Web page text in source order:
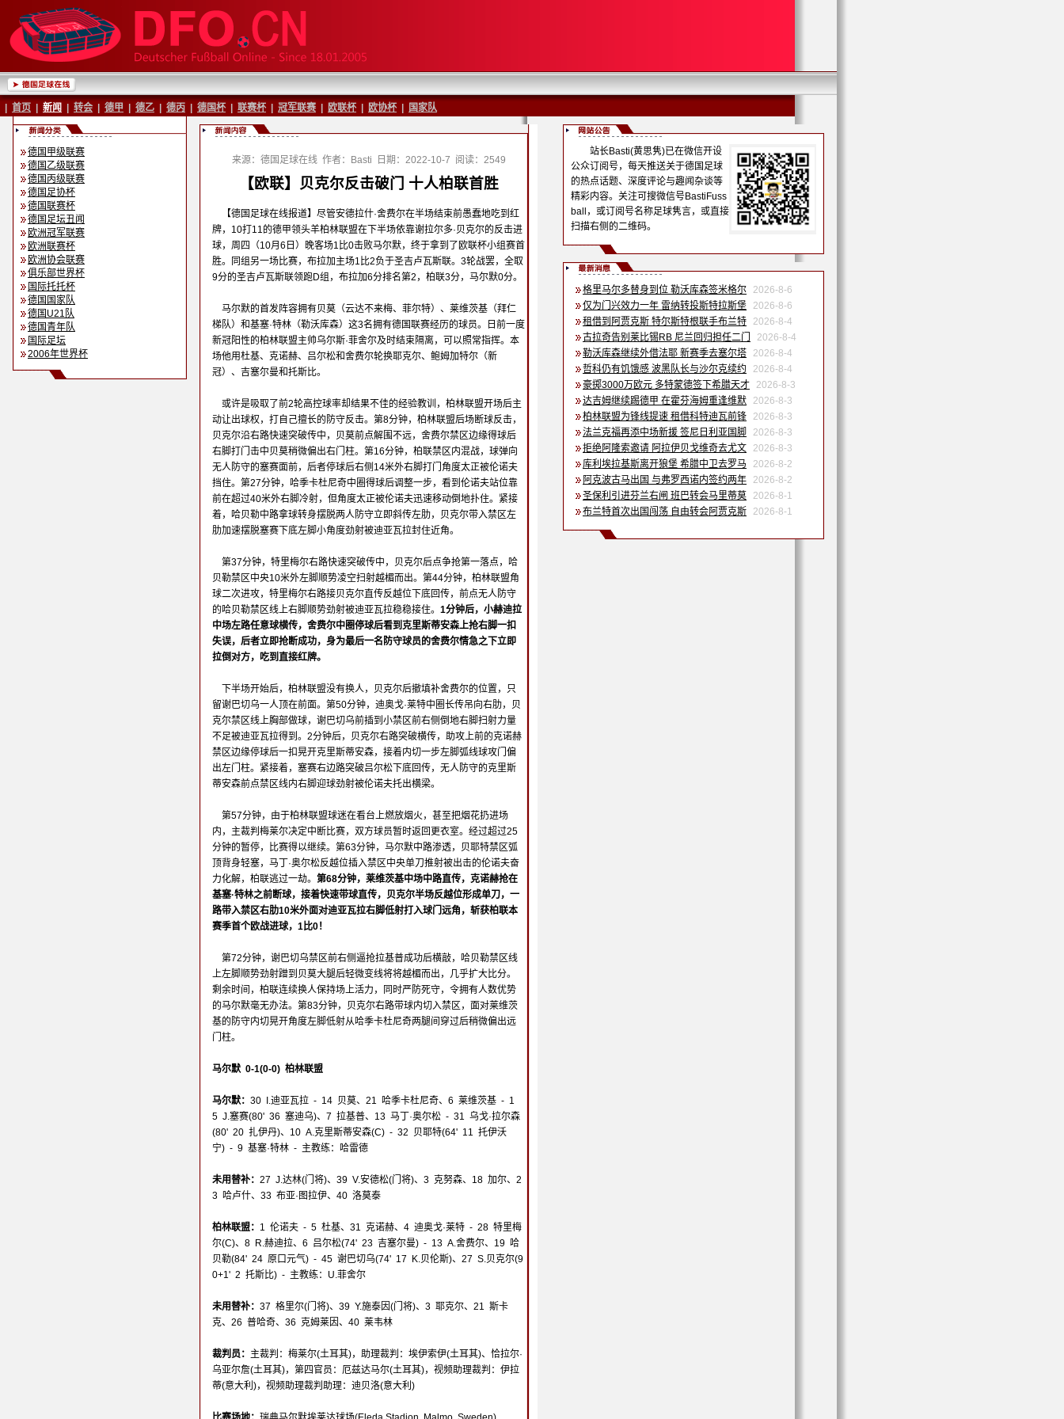
首页 新闻 转会 德甲 德乙 德丙 德国杯 联赛杯 冠军联赛 欧联杯 欧协杯 国家队
德国甲级联赛
德国乙级联赛
德国丙级联赛
德国足协杯
德国联赛杯
德国足坛丑闻
欧洲冠军联赛
欧洲联赛杯
欧洲协会联赛
俱乐部世界杯
国际托托杯
德国国家队
德国U21队
德国青年队
国际足坛
2006年世界杯
来源：德国足球在线 作者：Basti 日期：2022-10-7 阅读：2549
【欧联】贝克尔反击破门 十人柏联首胜
【德国足球在线报道】尽管安德拉什·舍费尔在半场结束前愚蠢地吃到红
牌，10打11的德甲领头羊柏林联盟在下半场依靠谢拉尔多·贝克尔的反击进
球，周四（10月6日）晚客场1比0击败马尔默，终于拿到了欧联杯小组赛首
胜。同组另一场比赛，布拉加主场1比2负于圣吉卢瓦斯联。3轮战罢，全取
9分的圣吉卢瓦斯联领跑D组，布拉加6分排名第2，柏联3分，马尔默0分。
马尔默的首发阵容拥有贝莫（云达不来梅、菲尔特）、莱维茨基（拜仁
梯队）和基塞·特林（勒沃库森）这3名拥有德国联赛经历的球员。日前一度
新冠阳性的柏林联盟主帅乌尔斯·菲舍尔及时结束隔离，可以照常指挥。本
场他用杜基、克诺赫、吕尔松和舍费尔轮换耶克尔、鲍姆加特尔（新
冠）、吉塞尔曼和托斯比。
或许是吸取了前2轮高控球率却结果不佳的经验教训，柏林联盟开场后主
动让出球权，打自己擅长的防守反击。第8分钟，柏林联盟后场断球反击，
贝克尔沿右路快速突破传中，贝莫前点解围不远，舍费尔禁区边缘得球后
右脚打门击中贝莫稍微偏出右门柱。第16分钟，柏联禁区内混战，球弹向
无人防守的塞赛面前，后者停球后右侧14米外右脚打门角度太正被伦诺夫
挡住。第27分钟，哈季卡杜尼奇中圈得球后调整一步，看到伦诺夫站位靠
前在超过40米外右脚冷射，但角度太正被伦诺夫迅速移动倒地扑住。紧接
着，哈贝勒中路拿球转身摆脱两人防守立即斜传左肋，贝克尔带入禁区左
肋加速摆脱塞赛下底左脚小角度劲射被迪亚瓦拉封住近角。
第37分钟，特里梅尔右路快速突破传中，贝克尔后点争抢第一落点，哈
贝勒禁区中央10米外左脚顺势凌空扫射越楣而出。第44分钟，柏林联盟角
球二次进攻，特里梅尔右路接贝克尔直传反越位下底回传，前点无人防守
的哈贝勒禁区线上右脚顺势劲射被迪亚瓦拉稳稳接住。 1分钟后，小赫迪拉
中场左路任意球横传，舍费尔中圈停球后看到克里斯蒂安森上抢右脚一扣
失误，后者立即抢断成功，身为最后一名防守球员的舍费尔情急之下立即
拉倒对方，吃到直接红牌。
下半场开始后，柏林联盟没有换人，贝克尔后撤填补舍费尔的位置，只
留谢巴切乌一人顶在前面。第50分钟，迪奥戈·莱特中圈长传吊向右肋，贝
克尔禁区线上胸部做球，谢巴切乌前插到小禁区前右侧倒地右脚扫射力量
不足被迪亚瓦拉得到。2分钟后，贝克尔右路突破横传，助攻上前的克诺赫
禁区边缘停球后一扣晃开克里斯蒂安森，接着内切一步左脚弧线球攻门偏
出左门柱。紧接着，塞赛右边路突破吕尔松下底回传，无人防守的克里斯
蒂安森前点禁区线内右脚迎球劲射被伦诺夫托出横梁。
第57分钟，由于柏林联盟球迷在看台上燃放烟火，甚至把烟花扔进场
内，主裁判梅莱尔决定中断比赛，双方球员暂时返回更衣室。经过超过25
分钟的暂停，比赛得以继续。第63分钟，马尔默中路渗透，贝耶特禁区弧
顶背身轻塞，马丁·奥尔松反越位插入禁区中央单刀推射被出击的伦诺夫奋
力化解，柏联逃过一劫。 第68分钟，莱维茨基中场中路直传，克诺赫抢在
基塞·特林之前断球，接着快速带球直传，贝克尔半场反越位形成单刀，一
路带入禁区右肋10米外面对迪亚瓦拉右脚低射打入球门远角，斩获柏联本
赛季首个欧战进球，1比0！
第72分钟，谢巴切乌禁区前右侧逼抢拉基普成功后横敲，哈贝勒禁区线
上左脚顺势劲射蹭到贝莫大腿后轻微变线将将越楣而出，几乎扩大比分。
剩余时间，柏联连续换人保持场上活力，同时严防死守，令拥有人数优势
的马尔默毫无办法。第83分钟，贝克尔右路带球内切入禁区，面对莱维茨
基的防守内切晃开角度左脚低射从哈季卡杜尼奇两腿间穿过后稍微偏出远
门柱。
马尔默 0-1(0-0) 柏林联盟
马尔默： 30 I.迪亚瓦拉 - 14 贝莫、21 哈季卡杜尼奇、6 莱维茨基 - 1
5 J.塞赛(80' 36 塞迪乌)、7 拉基普、13 马丁·奥尔松 - 31 乌戈·拉尔森
(80' 20 扎伊丹)、10 A.克里斯蒂安森(C) - 32 贝耶特(64' 11 托伊沃
宁) - 9 基塞·特林 - 主教练：哈雷德
未用替补： 27 J.达林(门将)、39 V.安德松(门将)、3 克努森、18 加尔、2
3 哈卢什、33 布亚·图拉伊、40 洛莫泰
柏林联盟： 1 伦诺夫 - 5 杜基、31 克诺赫、4 迪奥戈·莱特 - 28 特里梅
尔(C)、8 R.赫迪拉、6 吕尔松(74' 23 吉塞尔曼) - 13 A.舍费尔、19 哈
贝勒(84' 24 原口元气) - 45 谢巴切乌(74' 17 K.贝伦斯)、27 S.贝克尔(9
0+1' 2 托斯比) - 主教练：U.菲舍尔
未用替补： 37 格里尔(门将)、39 Y.施泰因(门将)、3 耶克尔、21 斯卡
克、26 普哈奇、36 克姆莱因、40 莱韦林
裁判员： 主裁判：梅莱尔(土耳其)，助理裁判：埃伊索伊(土耳其)、恰拉尔·
乌亚尔詹(土耳其)，第四官员：厄兹达马尔(土耳其)，视频助理裁判：伊拉
蒂(意大利)，视频助理裁判助理：迪贝洛(意大利)
站长Basti(黄思隽)已在微信开设
公众订阅号，每天推送关于德国足球
的热点话题、深度评论与趣闻杂谈等
精彩内容。关注可搜微信号BastiFuss
ball，或订阅号名称足球隽言，或直接
扫描右侧的二维码。
格里马尔多替身到位 勒沃库森签米格尔
2026-8-6
仅为门兴效力一年 雷纳转投斯特拉斯堡
2026-8-6
租借到阿贾克斯 特尔斯特根联手布兰特
2026-8-4
古拉奇告别莱比锡RB 尼兰回归担任二门
2026-8-4
勒沃库森继续外借法耶 新赛季去塞尔塔
2026-8-4
哲科仍有饥饿感 波黑队长与沙尔克续约
2026-8-4
豪掷3000万欧元 多特蒙德签下希腊天才
2026-8-3
达吉姆继续踢德甲 在霍芬海姆重逢维默
2026-8-3
柏林联盟为锋线提速 租借科特迪瓦前锋
2026-8-3
法兰克福再添中场新援 签尼日利亚国脚
2026-8-3
拒绝阿隆索邀请 阿拉伊贝戈维奇去尤文
2026-8-3
库利埃拉基斯离开狼堡 希腊中卫去罗马
2026-8-2
阿克波古马出国 与弗罗西诺内签约两年
2026-8-2
圣保利引进芬兰右闸 班巴转会马里蒂莫
2026-8-1
布兰特首次出国闯荡 自由转会阿贾克斯
2026-8-1